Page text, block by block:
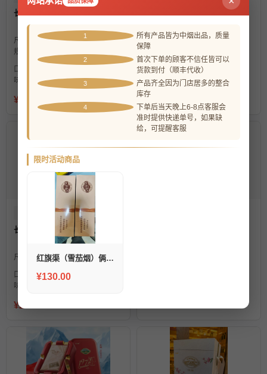
长城132秘制
尺寸：
110mm/37环
规格：
口
味：
场，偶伴有桂花香
¥1180
尺寸： 124mm/50环
规格：
口
味：
木香、米香、烤面包香开
场，偶伴有桂花香
¥1650
国产
长城132红色
尺寸： 90mm/43环规格： 5支装
口
味：
木香、烤甜香、清甜香开
¥220
1
所有产品皆为中烟出品，质量
保障
2
首次下单的顾客不信任皆可以
货款到付（顺丰代收）
3
产品齐全因为门店居多的整合
库存
4
下单后当天晚上6-8点客服会
准时提供快递单号，如果缺
给，可提醒客服
限时活动商品
红旗渠（雪茄烟）俩条顺丰包邮
¥130.00